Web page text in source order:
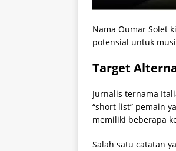
Nama Oumar Solet
potensial untuk
Target
Jurnalis ternama
“short list” pemain
memiliki beberapa
Salah satu catatan